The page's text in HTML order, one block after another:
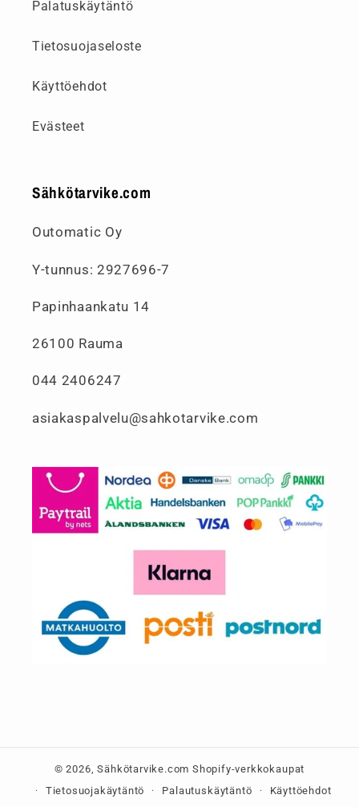
Palatuskäytäntö
Tietosuojaseloste
Käyttöehdot
Evästeet
Sähkötarvike.com
Outomatic Oy
Y-tunnus: 2927696-7
Papinhaankatu 14
26100 Rauma
044 2406247
asiakaspalvelu@sahkotarvike.com
© 2026,Sähkötarvike.com Shopify-verkkokaupat
Tietosuojakäytäntö
Palautuskäytäntö Käyttöehdot